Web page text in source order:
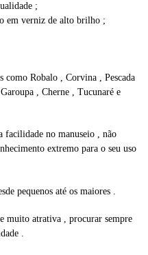
;
em verniz de alto brilho ;
como Robalo , Corvina , Pescada
, Cherne , Tucunaré e
facilidade no manuseio , não
extremo para o seu uso
pequenos até os maiores .
muito atrativa , procurar sempre
.